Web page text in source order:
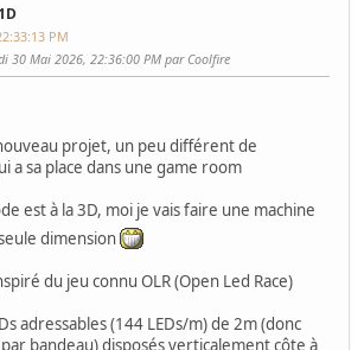
PM
30 Mai 2026, 22:36:00 PM par Coolfire
projet, un peu différent de
a sa place dans une game room
est à la 3D, moi je vais faire une machine
dimension
du jeu connu OLR (Open Led Race)
adressables (144 LEDs/m) de 2m (donc
bandeau) disposés verticalement côte à